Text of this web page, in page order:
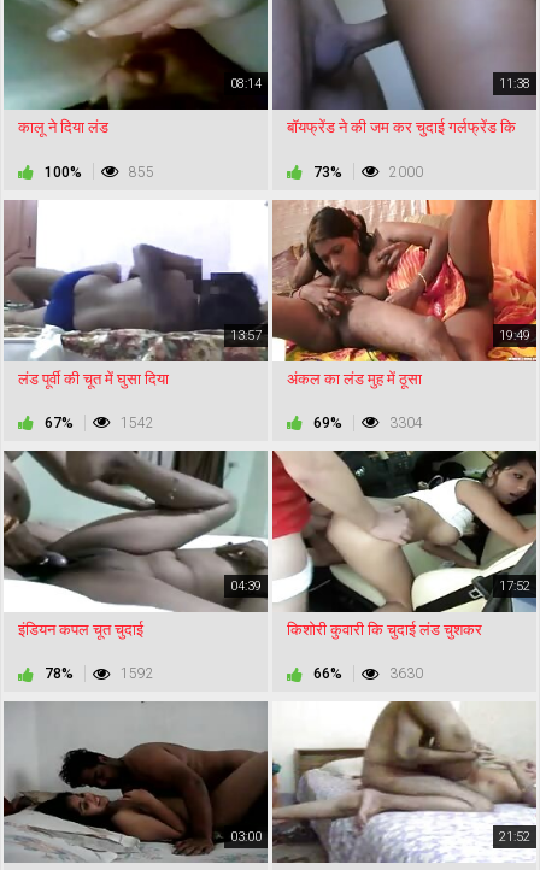
08:14
कालू ने दिया लंड
100% 855
11:38
बॉयफ्रेंड ने की जम कर चुदाई गर्लफ्रेंड कि
73% 2000
13:57
लंड पूर्वी की चूत में घुसा दिया
67% 1542
19:49
अंकल का लंड मुह में ठूसा
69% 3304
04:39
इंडियन कपल चूत चुदाई
78% 1592
17:52
किशोरी कुवारी कि चुदाई लंड चुशकर
66% 3630
03:00 21:52